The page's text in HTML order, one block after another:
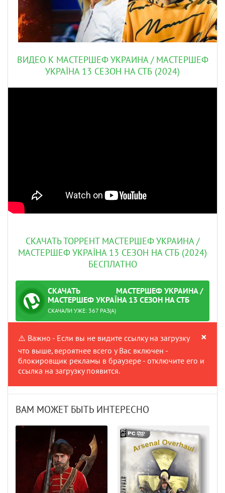
ВИДЕО К МАСТЕРШЕФ УКРАИНА / МАСТЕРШЕФ
УКРАЇНА 13 СЕЗОН НА СТБ (2024)
СКАЧАТЬ ТОРРЕНТ МАСТЕРШЕФ УКРАИНА /
МАСТЕРШЕФ УКРАЇНА 13 СЕЗОН НА СТБ (2024)
БЕСПЛАТНО
СКАЧАТЬ
ТОРРЕНТ
МАСТЕРШЕФ УКРАИНА /
МАСТЕРШЕФ УКРАЇНА 13 СЕЗОН НА СТБ
(2024)
ПРОВЕРЕНОСКАЧАЛИ УЖЕ: 367 РАЗ(А)
×
⚠️ Важно - Если вы не видите ссылку на загрузку
что выше, вероятнее всего у Вас включен -
блокировщик рекламы в браузере - отключите его и
ссылка на загрузку появится.
ВАМ МОЖЕТ БЫТЬ ИНТЕРЕСНО